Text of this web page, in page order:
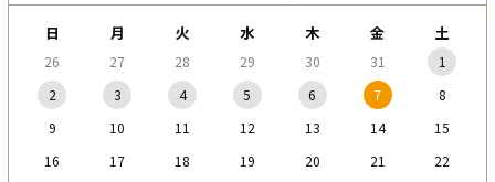
日 月 火 水 木 金 土
26 27 28 29 30 31
1
2
3 4 5 6 7
8
9
10 11 12 13 14
15
16
17 18 19 20 21
22